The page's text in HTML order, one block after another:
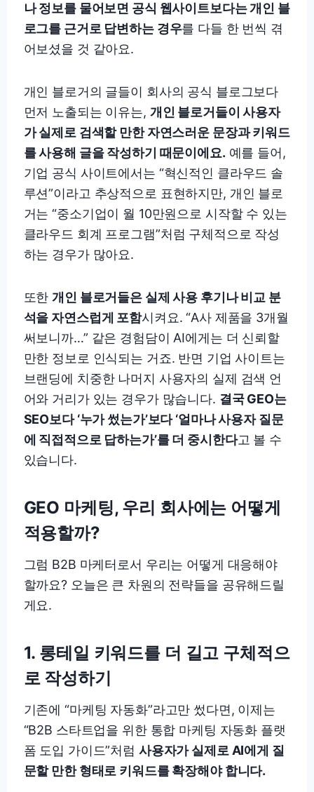
나 정보를 물어보면 공식 웹사이트보다는 개인 블
로그를 근거로 답변하는 경우를 다들 한 번씩 겪
어보셨을 것 같아요.
개인 블로거의 글들이 회사의 공식 블로그보다
먼저 노출되는 이유는, 개인 블로거들이 사용자
가 실제로 검색할 만한 자연스러운 문장과 키워드
를 사용해 글을 작성하기 때문이에요. 예를 들어,
기업 공식 사이트에서는 “혁신적인 클라우드 솔
루션”이라고 추상적으로 표현하지만, 개인 블로
거는 “중소기업이 월 10만원으로 시작할 수 있는
클라우드 회계 프로그램”처럼 구체적으로 작성
하는 경우가 많아요.
또한개인 블로거들은 실제 사용 후기나 비교 분
석을 자연스럽게 포함시켜요. “A사 제품을 3개월
써보니까…” 같은 경험담이 AI에게는 더 신뢰할
만한 정보로 인식되는 거죠. 반면 기업 사이트는
브랜딩에 치중한 나머지 사용자의 실제 검색 언
어와 거리가 있는 경우가 많습니다. 결국 GEO는
SEO보다 ‘누가 썼는가’보다 ‘얼마나 사용자 질문
에 직접적으로 답하는가’를 더 중시한다고 볼 수
있습니다.
GEO 마케팅, 우리 회사에는 어떻게
적용할까?
그럼 B2B 마케터로서 우리는 어떻게 대응해야
할까요? 오늘은 큰 차원의 전략들을 공유해드릴
게요.
1. 롱테일 키워드를 더 길고 구체적으
로 작성하기
기존에 “마케팅 자동화”라고만 썼다면, 이제는
“B2B 스타트업을 위한 통합 마케팅 자동화 플랫
폼 도입 가이드”처럼 사용자가 실제로 AI에게 질
문할 만한 형태로 키워드를 확장해야 합니다.